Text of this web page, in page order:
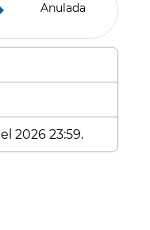
Anulada
2026 23:59.